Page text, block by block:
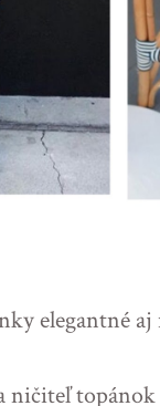
elegantné
ničiteľ